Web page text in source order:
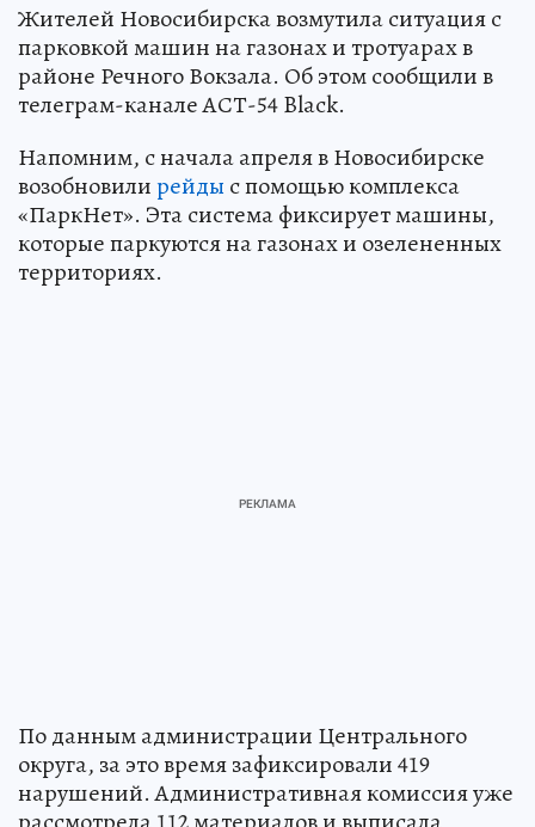
Жителей Новосибирска возмутила ситуация с
парковкой машин на газонах и тротуарах в
районе Речного Вокзала. Об этом сообщили в
телеграм-канале АСТ-54 Black.
Напомним, с начала апреля в Новосибирске
возобновилирейды с помощью комплекса
«ПаркНет». Эта система фиксирует машины,
которые паркуются на газонах и озелененных
территориях.
По данным администрации Центрального
округа, за это время зафиксировали 419
нарушений. Административная комиссия уже